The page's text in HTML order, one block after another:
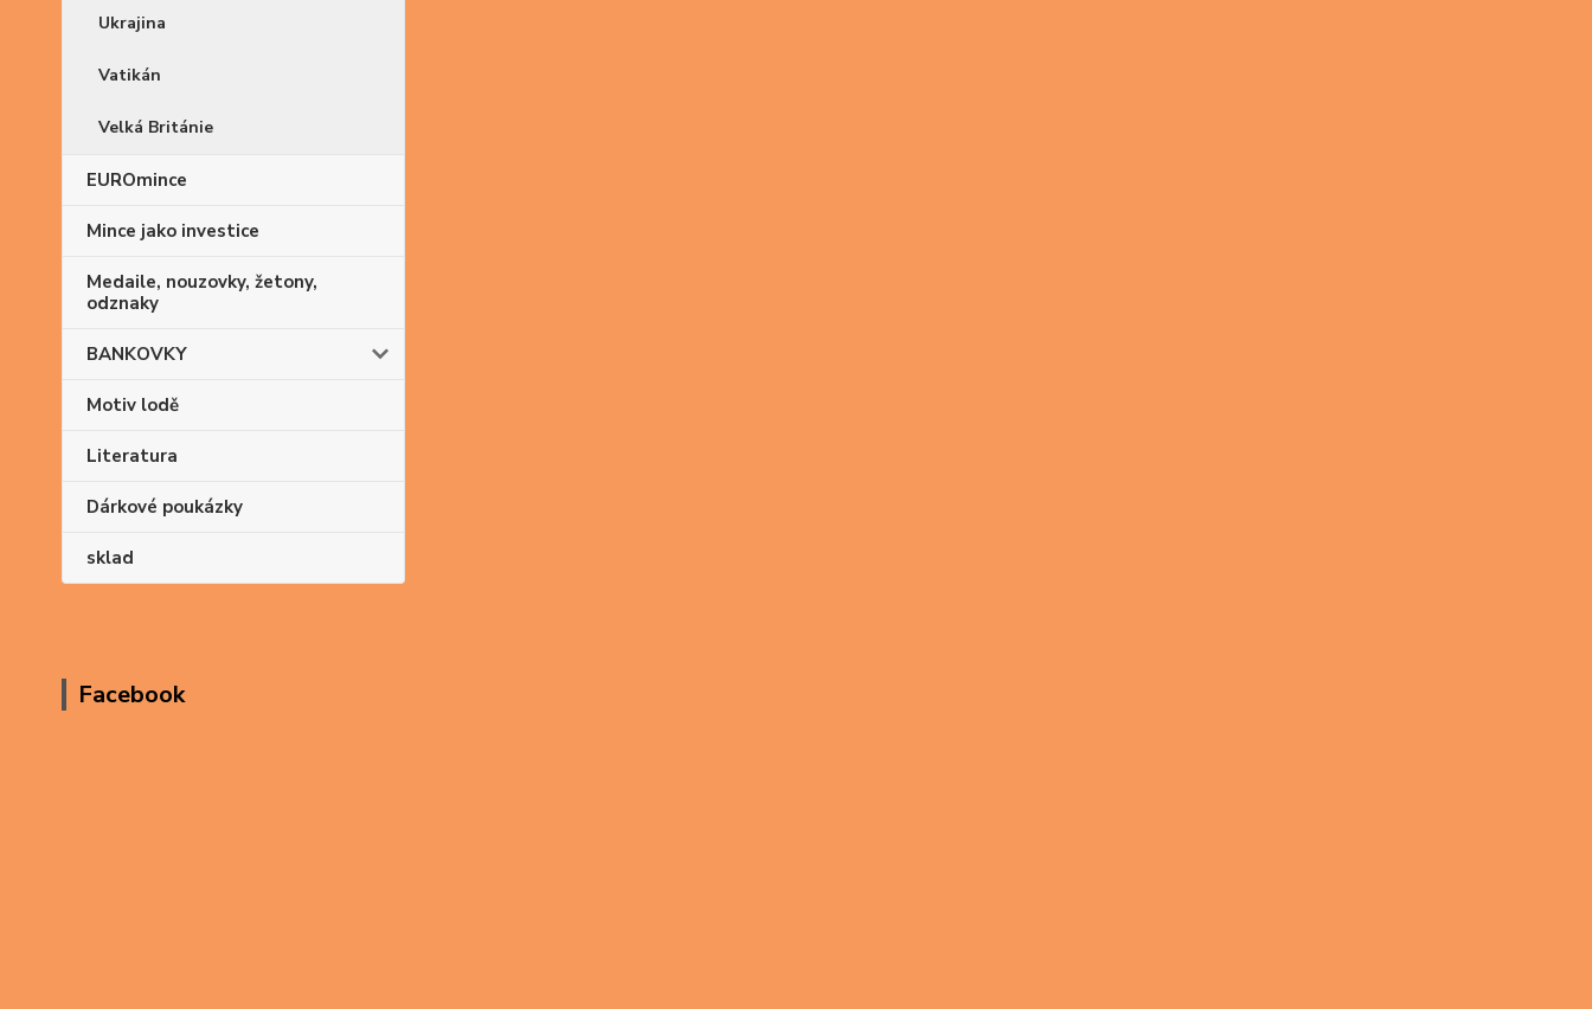
Ukrajina
Vatikán
Velká Británie
EUROmince
Mince jako investice
Medaile, nouzovky, žetony,
odznaky
BANKOVKY
Motiv lodě
Literatura
Dárkové poukázky
sklad
Facebook